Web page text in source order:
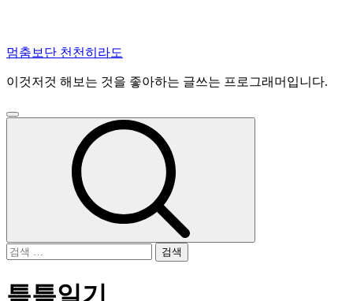
콘
츠
건
멈춤보단 천천히라도
이것저것 해보는 것을 좋아하는 글쓰는 프로그래머입니다.
주
검
틈틈일기